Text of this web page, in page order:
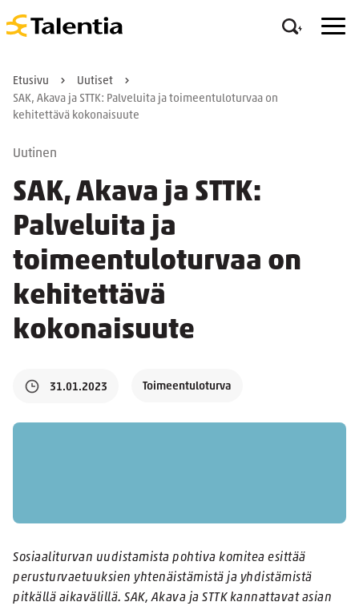
Etusivu
Uutiset
SAK, Akava ja STTK: Palveluita ja toimeentuloturvaa on
kehitettävä kokonaisuute
Uutinen
SAK, Akava ja STTK:
Palveluita ja
toimeentuloturvaa on
kehitettävä
kokonaisuute
31.01.2023 Toimeentuloturva
Sosiaaliturvan uudistamista pohtiva komitea esittää
perusturvaetuuksien yhtenäistämistä ja yhdistämistä
pitkällä aikavälillä. SAK, Akava ja STTK kannattavat asian